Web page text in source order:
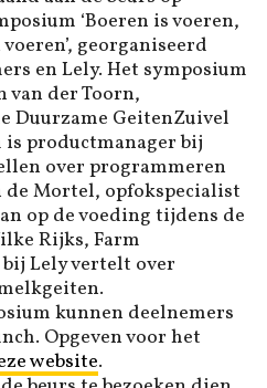
‘Boeren is voeren,
georganiseerd
en Lely. Het symposium
der Toorn,
Duurzame GeitenZuivel
is productmanager bij
over programmeren
de Mortel, opfokspecialist
op de voeding tijdens de
Rijks, Farm
Lely vertelt over
kunnen deelnemers
Opgeven voor het
website.